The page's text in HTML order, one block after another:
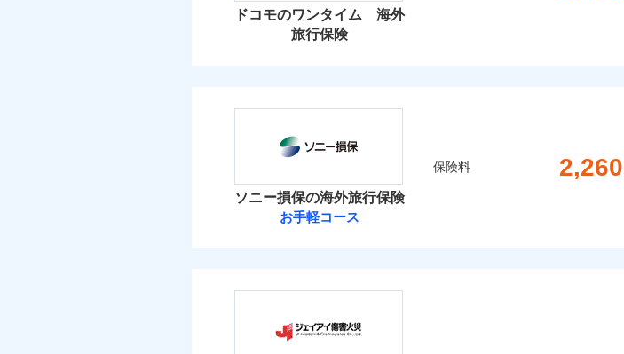
ドコモのワンタイム 海外
旅行保険
ソニー損保の海外旅行保険
お手軽コース
保険料 2,260